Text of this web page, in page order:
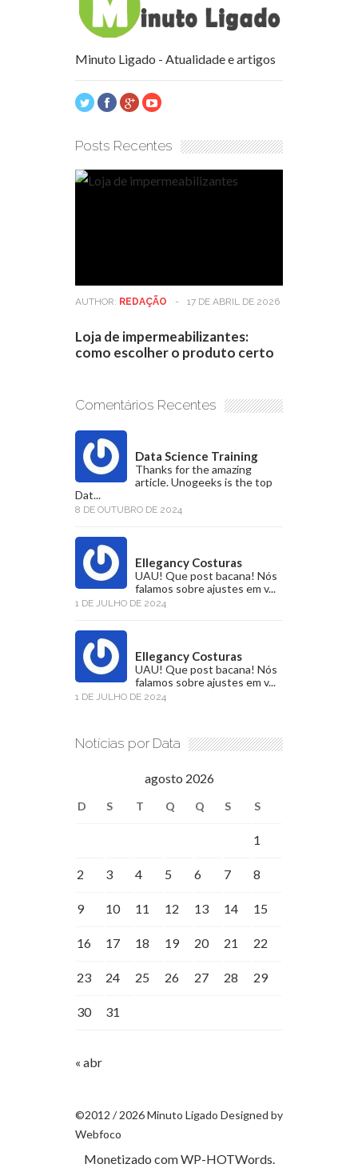
Minuto Ligado - Atualidade e artigos
Posts Recentes
AUTHOR: REDAÇÃO - 17 DE ABRIL DE 2026
Loja de impermeabilizantes:
como escolher o produto certo
Comentários Recentes
Data Science Training
Thanks for the amazing
article. Unogeeks is the top
Dat...
8 DE OUTUBRO DE 2024
Ellegancy Costuras
UAU! Que post bacana! Nós
falamos sobre ajustes em v...
1 DE JULHO DE 2024
Ellegancy Costuras
UAU! Que post bacana! Nós
falamos sobre ajustes em v...
1 DE JULHO DE 2024
Notícias por Data
agosto 2026
D S T Q Q S S
1
2 3 4 5 6 7 8
9 10 11 12 13 14 15
16 17 18 19 20 21 22
23 24 25 26 27 28 29
30 31
« abr
©2012 / 2026 Minuto Ligado Designed by
Webfoco
Monetizado comWP-HOTWords.